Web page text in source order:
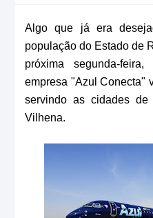
Algo que já era
população do Estado de
próxima segunda-
empresa "Azul Conecta"
servindo as cidades
Vilhena.